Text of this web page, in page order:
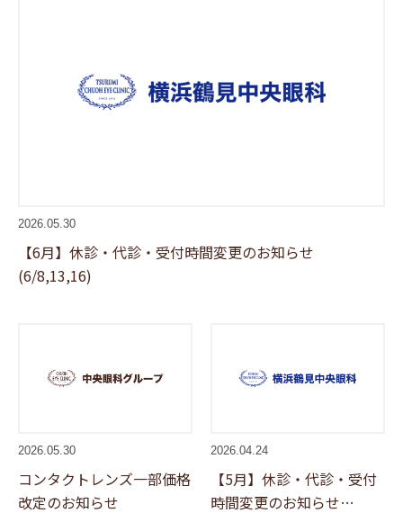
2026.05.30
【6月】休診・代診・受付時間変更のお知らせ
(6/8,13,16)
2026.05.30
コンタクトレンズ一部価格
改定のお知らせ
2026.04.24
【5月】休診・代診・受付
時間変更のお知らせ